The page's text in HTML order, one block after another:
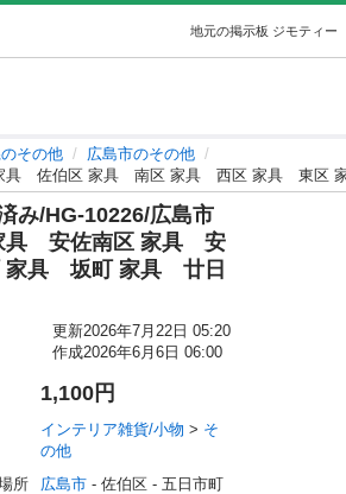
地元の掲示板 ジモティー
その他
広島市のその他
み/HG-10226/広島市
安佐南区 家具 安
家具 坂町 家具 廿日
更新2026年7月22日 05:20
作成2026年6月6日 06:00
1,100円
インテリア雑貨/小物 > そ
の他
所
広島市 - 佐伯区 - 五日市町